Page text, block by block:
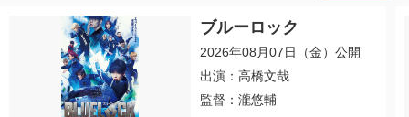
ブルーロック
2026年08月07日（金）公開
出演：高橋文哉
監督：瀧悠輔